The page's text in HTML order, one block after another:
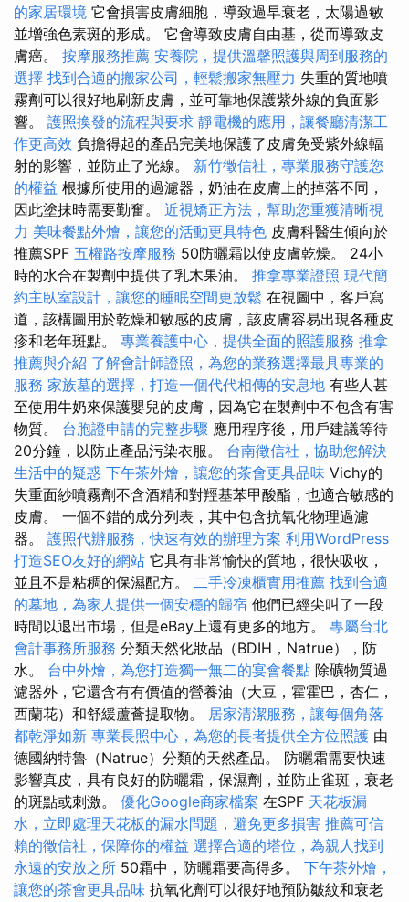
的家居環境 它會損害皮膚細胞，導致過早衰老，太陽過敏
並增強色素斑的形成。 它會導致皮膚自由基，從而導致皮
膚癌。 按摩服務推薦 安養院，提供溫馨照護與周到服務的
選擇 找到合適的搬家公司，輕鬆搬家無壓力 失重的質地噴
霧劑可以很好地刷新皮膚，並可靠地保護紫外線的負面影
響。 護照換發的流程與要求 靜電機的應用，讓餐廳清潔工
作更高效 負擔得起的產品完美地保護了皮膚免受紫外線輻
射的影響，並防止了光線。 新竹徵信社，專業服務守護您
的權益 根據所使用的過濾器，奶油在皮膚上的掉落不同，
因此塗抹時需要勤奮。 近視矯正方法，幫助您重獲清晰視
力 美味餐點外燴，讓您的活動更具特色 皮膚科醫生傾向於
推薦SPF 五權路按摩服務 50防曬霜以使皮膚乾燥。 24小
時的水合在製劑中提供了乳木果油。 推拿專業證照 現代簡
約主臥室設計，讓您的睡眠空間更放鬆 在視圖中，客戶寫
道，該構圖用於乾燥和敏感的皮膚，該皮膚容易出現各種皮
疹和老年斑點。 專業養護中心，提供全面的照護服務 推拿
推薦與介紹 了解會計師證照，為您的業務選擇最具專業的
服務 家族墓的選擇，打造一個代代相傳的安息地 有些人甚
至使用牛奶來保護嬰兒的皮膚，因為它在製劑中不包含有害
物質。 台胞證申請的完整步驟 應用程序後，用戶建議等待
20分鐘，以防止產品污染衣服。 台南徵信社，協助您解決
生活中的疑惑 下午茶外燴，讓您的茶會更具品味 Vichy的
失重面紗噴霧劑不含酒精和對羥基苯甲酸酯，也適合敏感的
皮膚。 一個不錯的成分列表，其中包含抗氧化物理過濾
器。 護照代辦服務，快速有效的辦理方案 利用WordPress
打造SEO友好的網站 它具有非常愉快的質地，很快吸收，
並且不是粘稠的保濕配方。 二手冷凍櫃實用推薦 找到合適
的墓地，為家人提供一個安穩的歸宿 他們已經尖叫了一段
時間以退出市場，但是eBay上還有更多的地方。 專屬台北
會計事務所服務 分類天然化妝品（BDIH，Natrue），防
水。 台中外燴，為您打造獨一無二的宴會餐點 除礦物質過
濾器外，它還含有有價值的營養油（大豆，霍霍巴，杏仁，
西蘭花）和舒緩蘆薈提取物。 居家清潔服務，讓每個角落
都乾淨如新 專業長照中心，為您的長者提供全方位照護 由
德國納特魯（Natrue）分類的天然產品。 防曬霜需要快速
影響真皮，具有良好的防曬霜，保濕劑，並防止雀斑，衰老
的斑點或刺激。 優化Google商家檔案 在SPF 天花板漏
水，立即處理天花板的漏水問題，避免更多損害 推薦可信
賴的徵信社，保障你的權益 選擇合適的塔位，為親人找到
永遠的安放之所 50霜中，防曬霜要高得多。 下午茶外燴，
讓您的茶會更具品味 抗氧化劑可以很好地預防皺紋和衰老